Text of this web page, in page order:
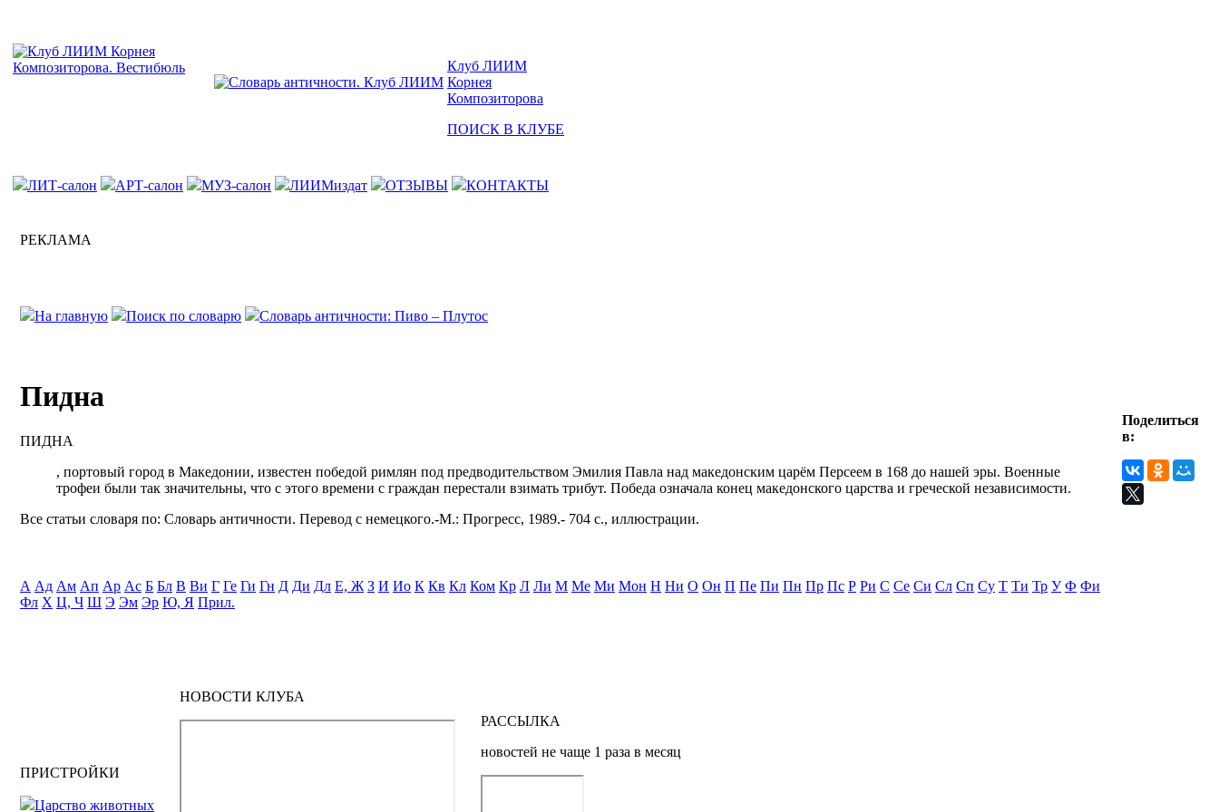
Клуб ЛИИМ
Корнея
Композиторова
ПОИСК В КЛУБЕ
ЛИТ-салон АРТ-салон МУЗ-салон ЛИИМиздат ОТЗЫВЫ КОНТАКТЫ
РЕКЛАМА
На главную Поиск по словарю Словарь античности: Пиво – Плутос
Пидна
ПИДНА
, портовый город в Македонии, известен победой римлян под предводительством Эмилия Павла над македонским царём Персеем в 168 до нашей эры. Военные
трофеи были так значительны, что с этого времени с граждан перестали взимать трибут. Победа означала конец македонского царства и греческой независимости.
Все статьи словаря по: Словарь античности. Перевод с немецкого.-М.: Прогресс, 1989.- 704 с., иллюстрации.
А Ад Ам Ап Ар Ас Б Бл В Ви Г Ге Ги Гн Д Ди Дл Е, Ж З И Ио К Кв Кл Ком Кр Л Ли М Ме Ми Мон Н Ни О Он П Пе Пи Пн Пр Пс Р Ри С Се Си Сл Сп Су Т Ти Тр У Ф Фи
Фл Х Ц, Ч Ш Э Эм Эр Ю, Я Прил.
Поделиться
в:
ПРИСТРОЙКИ
Царство животных
НОВОСТИ КЛУБА
РАССЫЛКА
новостей не чаще 1 раза в месяц